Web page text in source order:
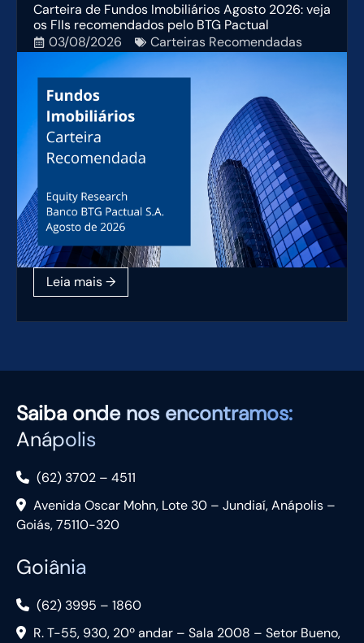
Carteira de Fundos Imobiliários Agosto 2026: veja
os FIIs recomendados pelo BTG Pactual
03/08/2026
Carteiras Recomendadas
Saiba onde nos encontramos:
Anápolis
(62) 3702 – 4511
Avenida Oscar Mohn, Lote 30 – Jundiaí, Anápolis –
Goiás, 75110-320
Goiânia
(62) 3995 – 1860
R. T-55, 930, 20º andar – Sala 2008 – Setor Bueno,